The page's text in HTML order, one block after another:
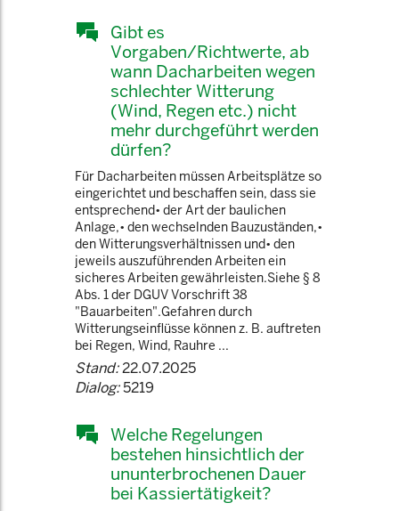
Gibt es
Vorgaben/Richtwerte, ab
wann Dacharbeiten wegen
schlechter Witterung
(Wind, Regen etc.) nicht
mehr durchgeführt werden
dürfen?
Für Dacharbeiten müssen Arbeitsplätze so
eingerichtet und beschaffen sein, dass sie
entsprechend• der Art der baulichen
Anlage,• den wechselnden Bauzuständen,•
den Witterungsverhältnissen und• den
jeweils auszuführenden Arbeiten ein
sicheres Arbeiten gewährleisten.Siehe § 8
Abs. 1 der DGUV Vorschrift 38
"Bauarbeiten".Gefahren durch
Witterungseinflüsse können z. B. auftreten
bei Regen, Wind, Rauhre ...
Stand:22.07.2025
Dialog:5219
Welche Regelungen
bestehen hinsichtlich der
ununterbrochenen Dauer
bei Kassiertätigkeit?